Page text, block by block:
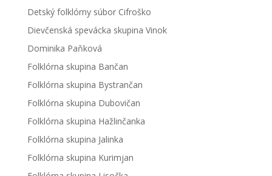
Detský folklórny súbor Cifroško
Dievčenská spevácka skupina Vinok
Dominika Paňková
Folklórna skupina Bančan
Folklórna skupina Bystrančan
Folklórna skupina Dubovičan
Folklórna skupina Hažlinčanka
Folklórna skupina Jalinka
Folklórna skupina Kurimjan